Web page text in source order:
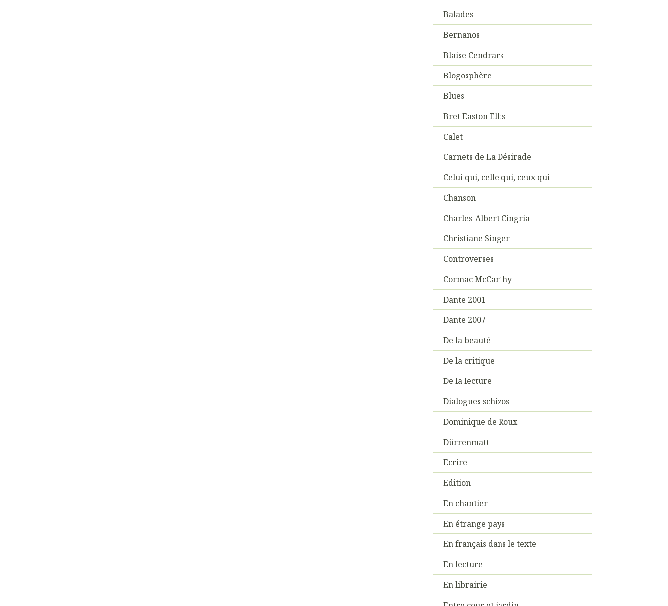
Balades
Bernanos
Blaise Cendrars
Blogosphère
Blues
Bret Easton Ellis
Calet
Carnets de La Désirade
Celui qui, celle qui, ceux qui
Chanson
Charles-Albert Cingria
Christiane Singer
Controverses
Cormac McCarthy
Dante 2001
Dante 2007
De la beauté
De la critique
De la lecture
Dialogues schizos
Dominique de Roux
Dürrenmatt
Ecrire
Edition
En chantier
En étrange pays
En français dans le texte
En lecture
En librairie